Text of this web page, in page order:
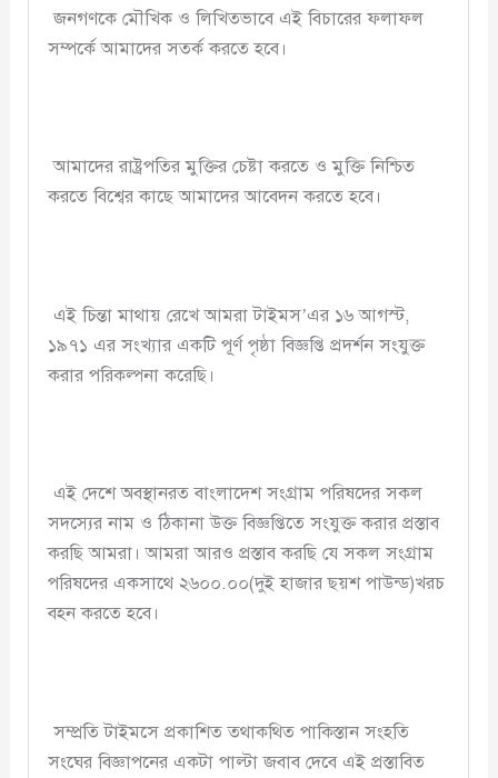
জনগণকে মৌখিক ও লিখিতভাবে এই বিচারের ফলাফল
সম্পর্কে আমাদের সতর্ক করতে হবে।
আমাদের রাষ্ট্রপতির মুক্তির চেষ্টা করতে ও মুক্তি নিশ্চিত
করতে বিশ্বের কাছে আমাদের আবেদন করতে হবে।
এই চিন্তা মাথায় রেখে আমরা টাইমস’এর ১৬ আগস্ট,
১৯৭১ এর সংখ্যার একটি পূর্ণ পৃষ্ঠা বিজ্ঞপ্তি প্রদর্শন সংযুক্ত
করার পরিকল্পনা করেছি।
এই দেশে অবস্থানরত বাংলাদেশ সংগ্রাম পরিষদের সকল
সদস্যের নাম ও ঠিকানা উক্ত বিজ্ঞপ্তিতে সংযুক্ত করার প্রস্তাব
করছি আমরা। আমরা আরও প্রস্তাব করছি যে সকল সংগ্রাম
পরিষদের একসাথে ২৬০০.০০(দুই হাজার ছয়শ পাউন্ড)খরচ
বহন করতে হবে।
সম্প্রতি টাইমসে প্রকাশিত তথাকথিত পাকিস্তান সংহতি
সংঘের বিজ্ঞাপনের একটা পাল্টা জবাব দেবে এই প্রস্তাবিত